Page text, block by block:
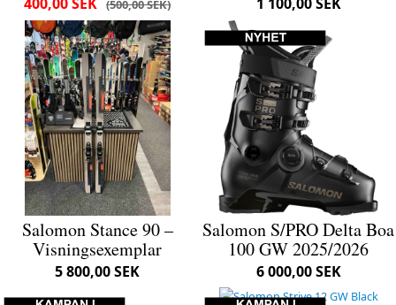
500,00 SEK
Salomon Stance 90 –
Visningsexemplar
5 800,00 SEK
Salomon S/PRO Delta Boa
100 GW 2025/2026
6 000,00 SEK